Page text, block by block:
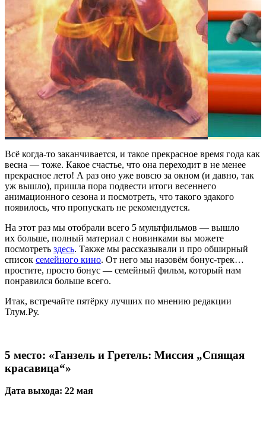
Всё когда-то заканчивается, и такое прекрасное время года как
весна — тоже. Какое счастье, что она переходит в не менее
прекрасное лето! А раз оно уже вовсю за окном (и давно, так
уж вышло), пришла пора подвести итоги весеннего
анимационного сезона и посмотреть, что такого эдакого
появилось, что пропускать не рекомендуется.
На этот раз мы отобрали всего 5 мультфильмов — вышло
их больше, полный материал с новинками вы можете
посмотреть здесь. Также мы рассказывали и про обширный
список семейного кино. От него мы назовём бонус-трек…
простите, просто бонус — семейный фильм, который нам
понравился больше всего.
Итак, встречайте пятёрку лучших по мнению редакции
Тлум.Ру.
5 место: «Ганзель и Гретель: Миссия „Спящая
красавица“»
Дата выхода: 22 мая